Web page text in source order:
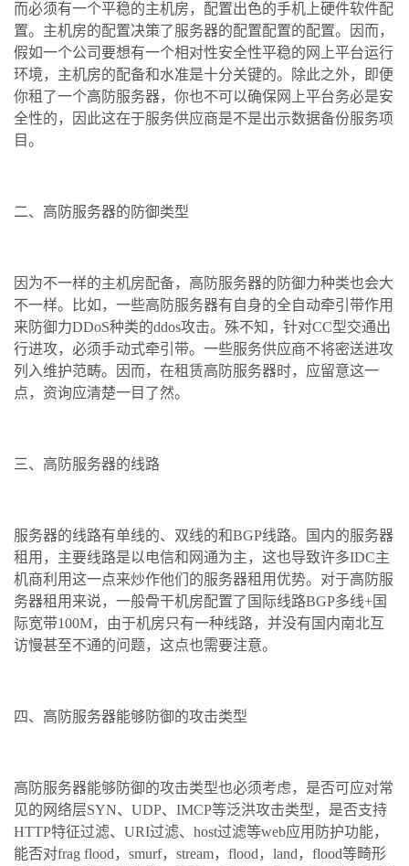
而必须有一个平稳的主机房，配置出色的手机上硬件软件配
置。主机房的配置决策了服务器的配置配置的配置。因而，
假如一个公司要想有一个相对性安全性平稳的网上平台运行
环境，主机房的配备和水准是十分关键的。除此之外，即便
你租了一个高防服务器，你也不可以确保网上平台务必是安
全性的，因此这在于服务供应商是不是出示数据备份服务项
目。
二、高防服务器的防御类型
因为不一样的主机房配备，高防服务器的防御力种类也会大
不一样。比如，一些高防服务器有自身的全自动牵引带作用
来防御力DDoS种类的ddos攻击。殊不知，针对CC型交通出
行进攻，必须手动式牵引带。一些服务供应商不将密送进攻
列入维护范畴。因而，在租赁高防服务器时，应留意这一
点，资询应清楚一目了然。
三、高防服务器的线路
服务器的线路有单线的、双线的和BGP线路。国内的服务器
租用，主要线路是以电信和网通为主，这也导致许多IDC主
机商利用这一点来炒作他们的服务器租用优势。对于高防服
务器租用来说，一般骨干机房配置了国际线路BGP多线+国
际宽带100M，由于机房只有一种线路，并没有国内南北互
访慢甚至不通的问题，这点也需要注意。
四、高防服务器能够防御的攻击类型
高防服务器能够防御的攻击类型也必须考虑，是否可应对常
见的网络层SYN、UDP、IMCP等泛洪攻击类型，是否支持
HTTP特征过滤、URI过滤、host过滤等web应用防护功能，
能否对frag flood，smurf，stream，flood，land，flood等畸形